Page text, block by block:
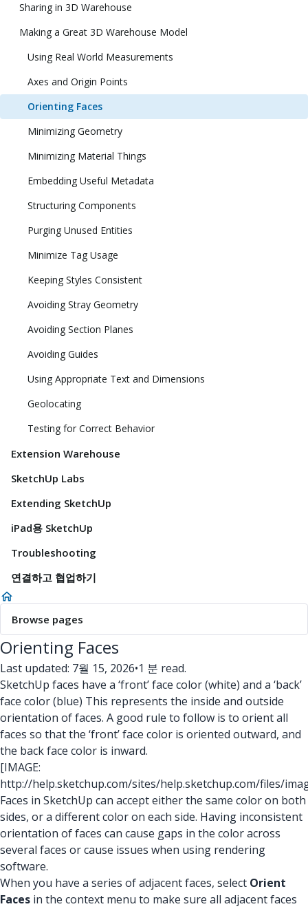
Sharing in 3D Warehouse
Making a Great 3D Warehouse Model
Using Real World Measurements
Axes and Origin Points
Orienting Faces
Minimizing Geometry
Minimizing Material Things
Embedding Useful Metadata
Structuring Components
Purging Unused Entities
Minimize Tag Usage
Keeping Styles Consistent
Avoiding Stray Geometry
Avoiding Section Planes
Avoiding Guides
Using Appropriate Text and Dimensions
Geolocating
Testing for Correct Behavior
Extension Warehouse
SketchUp Labs
Extending SketchUp
iPad용 SketchUp
Troubleshooting
연결하고 협업하기
Browse pages
Orienting Faces
Last updated: 7월 15, 2026•1 분 read.
SketchUp faces have a ‘front’ face color (white) and a ‘back’
face color (blue) This represents the inside and outside
orientation of faces. A good rule to follow is to orient all
faces so that the ‘front’ face color is oriented outward, and
the back face color is inward.
[IMAGE:
http://help.sketchup.com/sites/help.sketchup.com/files/
Faces in SketchUp can accept either the same color on both
sides, or a different color on each side. Having inconsistent
orientation of faces can cause gaps in the color across
several faces or cause issues when using rendering
software.
When you have a series of adjacent faces, select Orient
Faces in the context menu to make sure all adjacent faces